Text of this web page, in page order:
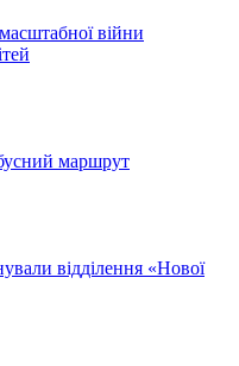
війни
маршрут
відділення «Нової